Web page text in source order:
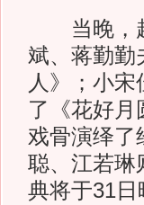
当晚，赵
斌、蒋勤勤
人》；小
了《花好月
戏骨演绎了
聪、江若琳
典将于31